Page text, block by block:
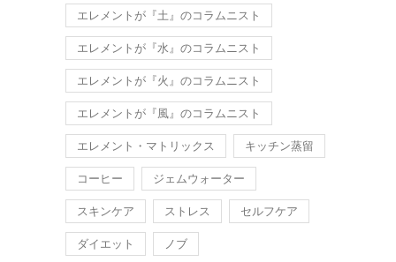
エレメントが『土』のコラムニスト
エレメントが『水』のコラムニスト
エレメントが『火』のコラムニスト
エレメントが『風』のコラムニスト
エレメント・マトリックス キッチン蒸留
コーヒー ジェムウォーター
スキンケア ストレス セルフケア
ダイエット ノブ